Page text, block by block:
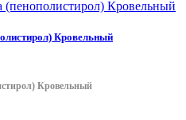
Кровельный
Кровельный